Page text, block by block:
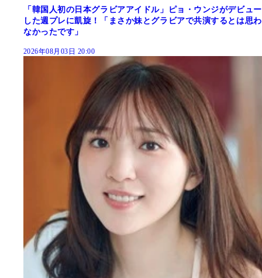
「韓国人初の日本グラビアアイドル」ピョ・ウンジがデビュー
した週プレに凱旋！「まさか妹とグラビアで共演するとは思わ
なかったです」
2026年08月03日 20:00